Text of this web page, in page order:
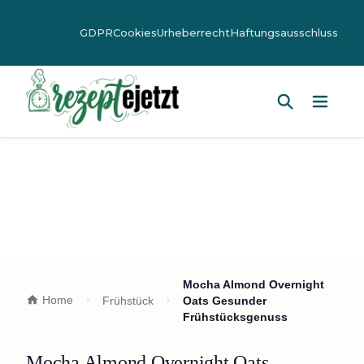
GDPRCookiesUrheberrechtHaftungsausschluss
Home Frühstück
Mocha Almond Overnight
Oats Gesunder
Frühstücksgenuss